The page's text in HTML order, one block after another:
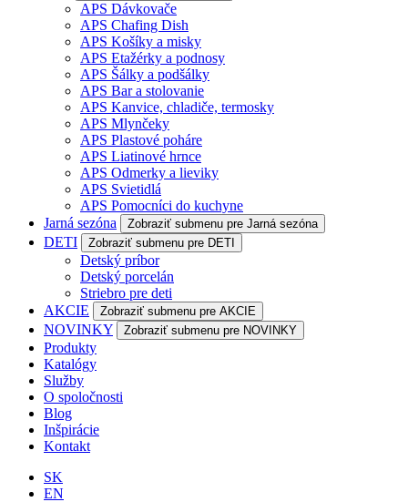
APS Dávkovače
APS Chafing Dish
APS Košíky a misky
APS Etažérky a podnosy
APS Šálky a podšálky
APS Bar a stolovanie
APS Kanvice, chladiče, termosky
APS Mlynčeky
APS Plastové poháre
APS Liatinové hrnce
APS Odmerky a lieviky
APS Svietidlá
APS Pomocníci do kuchyne
Jarná sezóna
Zobraziť submenu pre Jarná sezóna
DETI Zobraziť submenu pre DETI
Detský príbor
Detský porcelán
Striebro pre deti
AKCIE
Zobraziť submenu pre AKCIE
NOVINKY Zobraziť submenu pre NOVINKY
Produkty
Katalógy
Služby
O spoločnosti
Blog
Inšpirácie
Kontakt
SK
EN